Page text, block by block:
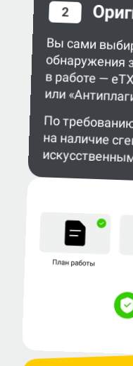
2
Вы сами
обнаружения
в работе —
или
По
на наличие